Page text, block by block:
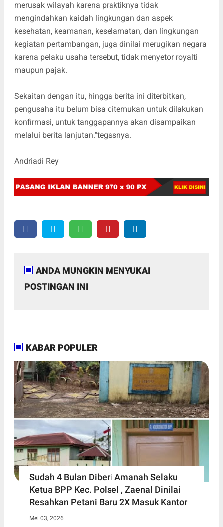
merusak wilayah karena praktiknya tidak
mengindahkan kaidah lingkungan dan aspek
kesehatan, keamanan, keselamatan, dan lingkungan
kegiatan pertambangan, juga dinilai merugikan negara
karena pelaku usaha tersebut, tidak menyetor royalti
maupun pajak.
Sekaitan dengan itu, hingga berita ini diterbitkan,
pengusaha itu belum bisa ditemukan untuk dilakukan
konfirmasi, untuk tanggapannya akan disampaikan
melalui berita lanjutan."tegasnya.
Andriadi Rey
ANDA MUNGKIN MENYUKAI
POSTINGAN INI
KABAR POPULER
Sudah 4 Bulan Diberi Amanah Selaku
Ketua BPP Kec. Polsel , Zaenal Dinilai
Resahkan Petani Baru 2X Masuk Kantor
Mei 03, 2026